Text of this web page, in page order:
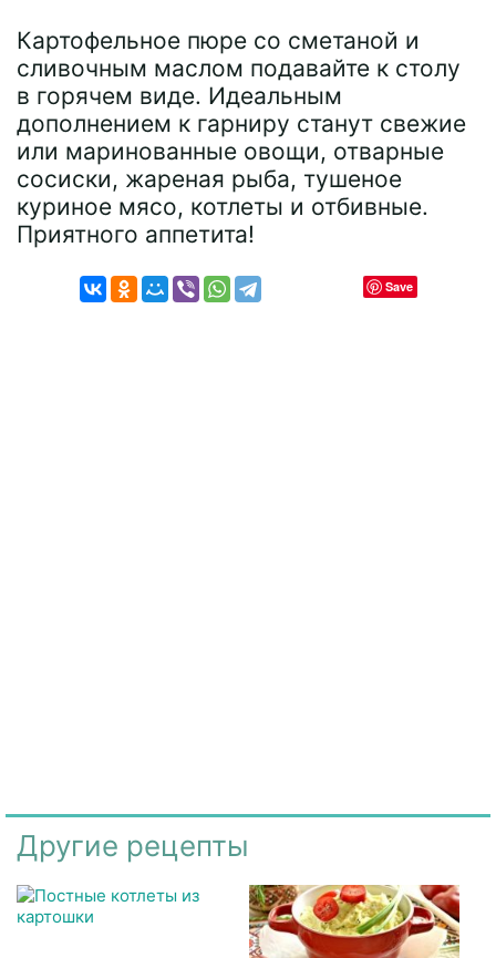
Картофельное пюре со сметаной и
сливочным маслом подавайте к столу
в горячем виде. Идеальным
дополнением к гарниру станут свежие
или маринованные овощи, отварные
сосиски, жареная рыба, тушеное
куриное мясо, котлеты и отбивные.
Приятного аппетита!
Save
Другие рецепты